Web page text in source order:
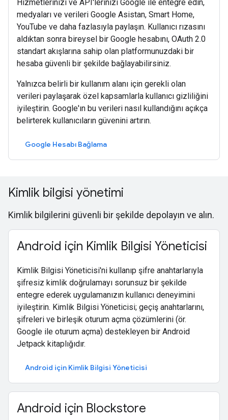
Hizmetlerinizi ve API'lerinizi Google ile entegre edin,
medyaları ve verileri Google Asistan, Smart Home,
YouTube ve daha fazlasıyla paylaşın. Kullanıcı rızasını
aldıktan sonra bireysel bir Google hesabını, OAuth 2.0
standart akışlarına sahip olan platformunuzdaki bir
hesaba güvenli bir şekilde bağlayabilirsiniz.
Yalnızca belirli bir kullanım alanı için gerekli olan
verileri paylaşarak özel kapsamlarla kullanıcı gizliliğini
iyileştirin. Google'ın bu verileri nasıl kullandığını açıkça
belirterek kullanıcıların güvenini artırın.
Google Hesabı Bağlama
Kimlik bilgisi yönetimi
Kimlik bilgilerini güvenli bir şekilde depolayın ve alın.
Android için Kimlik Bilgisi Yöneticisi
Kimlik Bilgisi Yöneticisi'ni kullanıp şifre anahtarlarıyla
şifresiz kimlik doğrulamayı sorunsuz bir şekilde
entegre ederek uygulamanızın kullanıcı deneyimini
iyileştirin. Kimlik Bilgisi Yöneticisi; geçiş anahtarlarını,
şifreleri ve birleşik oturum açma çözümlerini (ör.
Google ile oturum açma) destekleyen bir Android
Jetpack kitaplığıdır.
Android için Kimlik Bilgisi Yöneticisi
Android için Blockstore